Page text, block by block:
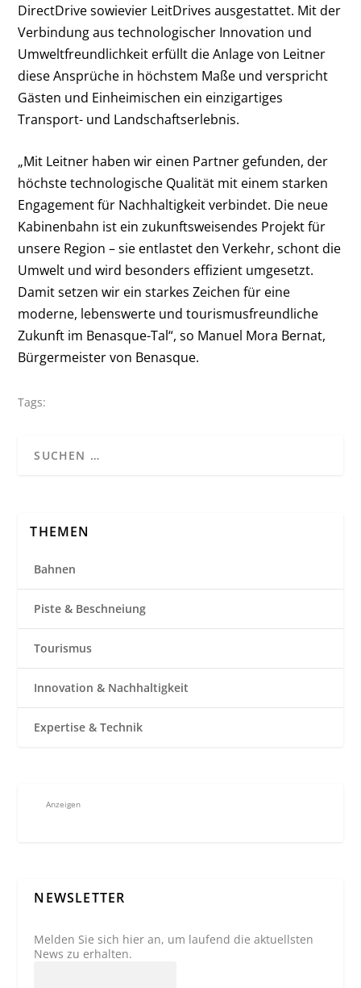
DirectDrive sowievier LeitDrives ausgestattet. Mit der
Verbindung aus technologischer Innovation und
Umweltfreundlichkeit erfüllt die Anlage von Leitner
diese Ansprüche in höchstem Maße und verspricht
Gästen und Einheimischen ein einzigartiges
Transport- und Landschaftserlebnis.
„Mit Leitner haben wir einen Partner gefunden, der
höchste technologische Qualität mit einem starken
Engagement für Nachhaltigkeit verbindet. Die neue
Kabinenbahn ist ein zukunftsweisendes Projekt für
unsere Region – sie entlastet den Verkehr, schont die
Umwelt und wird besonders effizient umgesetzt.
Damit setzen wir ein starkes Zeichen für eine
moderne, lebenswerte und tourismusfreundliche
Zukunft im Benasque-Tal“, so Manuel Mora Bernat,
Bürgermeister von Benasque.
Tags:
THEMEN
Bahnen
Piste & Beschneiung
Tourismus
Innovation & Nachhaltigkeit
Expertise & Technik
Anzeigen
NEWSLETTER
Melden Sie sich hier an, um laufend die aktuellsten
News zu erhalten.